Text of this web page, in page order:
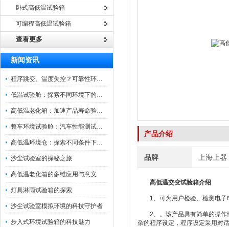
卧式高低温试验箱
可编程高低温试验箱
查看更多
新闻资讯
程序跳变、温度失控？可靠性环境试验箱控制系统故障处理
低温试验舱：探索不同环境下的科技边界
高低温老化箱：加速产品寿命验证的可靠伙伴
整车环境试验舱：汽车性能测试的设备
高低温环境仓：探索不同条件下的科学奥秘
沙尘试验室的探秘之旅
高低温老化箱的多维应用与意义
灯具淋雨试验箱的探索
沙尘试验室模拟环境的科技守护者
步入式环境试验箱的科技魅力
产品介绍
品牌 上海上器
高低温交变试验箱介绍
1、可为用户检验、检测电子
2、。该产品具有简单的操作
杂的程序设定，程序设定采用对